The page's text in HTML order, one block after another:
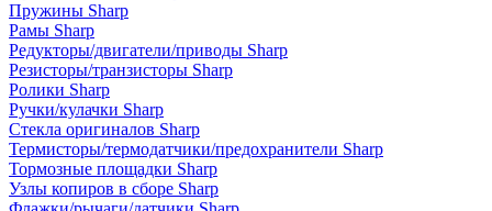
Пружины Sharp
Рамы Sharp
Редукторы/двигатели/приводы Sharp
Резисторы/транзисторы Sharp
Ролики Sharp
Ручки/кулачки Sharp
Стекла оригиналов Sharp
Термисторы/термодатчики/предохранители Sharp
Тормозные площадки Sharp
Узлы копиров в сборе Sharp